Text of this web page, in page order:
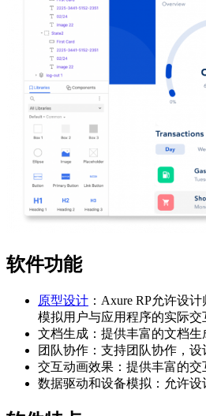
软件功能
原型设计 ：Axure RP允许设
模拟用户与应用程序的实际交
文档生成：提供丰富的文档
团队协作：支持团队协作，
交互动画效果：提供丰富的
数据驱动和设备模拟：允许